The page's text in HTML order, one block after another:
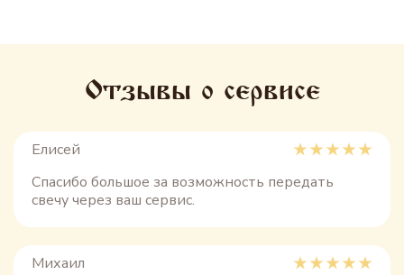
Отзывы о сервисе
Елисей
Спасибо большое за возможность передать
свечу через ваш сервис.
Михаил